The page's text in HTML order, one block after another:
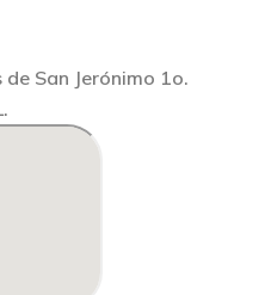
San Jerónimo 1o.